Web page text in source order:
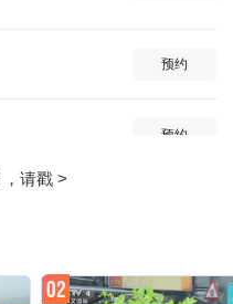
预约
预约
预约
02